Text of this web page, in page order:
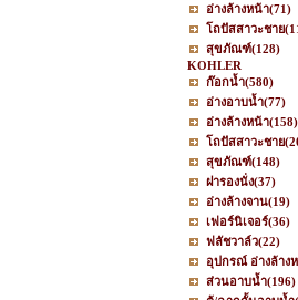
อ่างล้างหน้า(71)
โถปัสสาวะชาย
สุขภัณฑ์(128)
KOHLER
ก๊อกน้ำ(580)
อ่างอาบน้ำ(77)
อ่างล้างหน้า(158)
โถปัสสาวะชาย
สุขภัณฑ์(148)
ฝารองนั่ง(37)
อ่างล้างจาน(19)
เฟอร์นิเจอร์(36)
ฟลัชวาล์ว(22)
อุปกรณ์ อ่างล้าง
ส่วนอาบน้ำ(196)